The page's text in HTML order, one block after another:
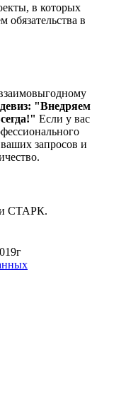
в которых
обязательства в
"Внедряем
Если у вас
запросов и
СТАРК.